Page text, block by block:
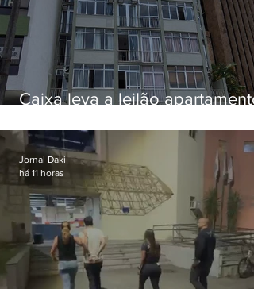
Caixa leva a leilão apartamento
Botafogo
Jornal Daki
há 11 horas